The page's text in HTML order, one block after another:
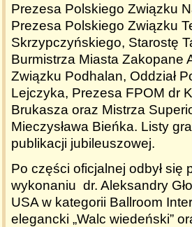
Prezesa Polskiego Związku
Prezesa Polskiego Związku
Skrzypczyńskiego, Starostę
Burmistrza Miasta Zakopane
Związku Podhalan, Oddział
Lejczyka, Prezesa FPOM dr
Brukasza oraz Mistrza
Mieczysława Bieńka. Listy
publikacji jubileuszowej.
Po części oficjalnej odbył
wykonaniu dr. Aleksandry
USA w kategorii Ballroom
elegancki „Walc wiedeński”